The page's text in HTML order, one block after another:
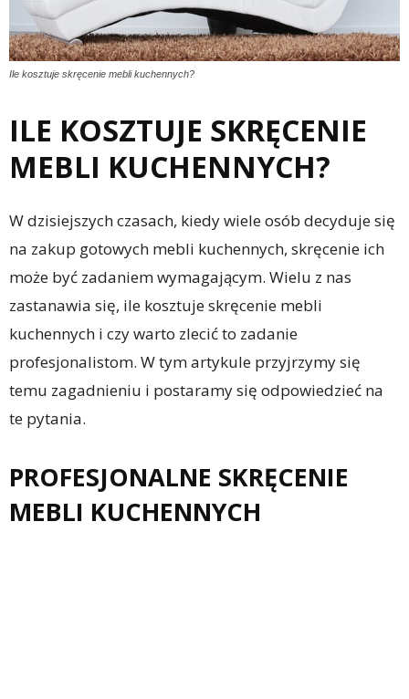
Ile kosztuje skręcenie mebli kuchennych?
ILE KOSZTUJE SKRĘCENIE
MEBLI KUCHENNYCH?
W dzisiejszych czasach, kiedy wiele osób decyduje się
na zakup gotowych mebli kuchennych, skręcenie ich
może być zadaniem wymagającym. Wielu z nas
zastanawia się, ile kosztuje skręcenie mebli
kuchennych i czy warto zlecić to zadanie
profesjonalistom. W tym artykule przyjrzymy się
temu zagadnieniu i postaramy się odpowiedzieć na
te pytania.
PROFESJONALNE SKRĘCENIE
MEBLI KUCHENNYCH